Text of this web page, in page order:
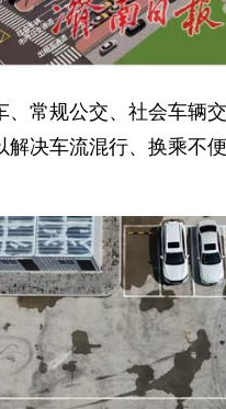
规公交、社会车辆
决车流混行、换乘不